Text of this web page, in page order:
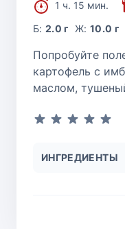
1 ч. 15 мин.
Б:2.0 г Ж: 10.0 г
Попробуйте
картофель с
маслом,
ИНГРЕДИЕНТЫ